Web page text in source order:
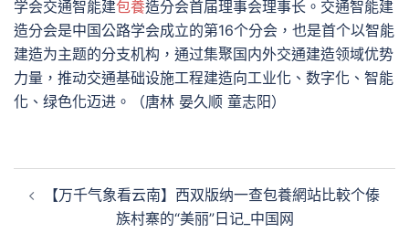
学会交通智能建包養造分会首届理事会理事长。交通智能建
造分会是中国公路学会成立的第16个分会，也是首个以智能
建造为主题的分支机构，通过集聚国内外交通建造领域优势
力量，推动交通基础设施工程建造向工业化、数字化、智能
化、绿色化迈进。（唐林 晏久顺 童志阳）
章
【万千气象看云南】西双版纳一查包養網站比較个傣
族村寨的“美丽”日记_中国网